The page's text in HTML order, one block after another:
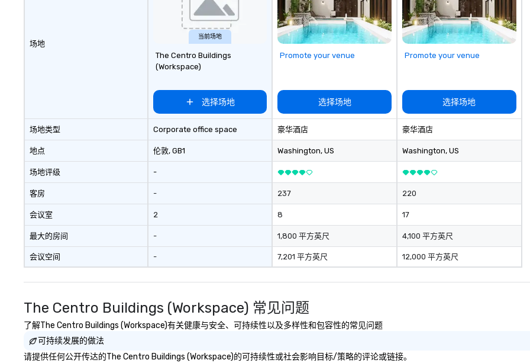
场地
场地类型
地点
场地评级
客房
会议室
最大的房间
会议空间
当前场地
The Centro Buildings
(Workspace)
选择场地
Corporate office space
伦敦, GB1
-
-
2
-
-
Promote your venue
选择场地
豪华酒店
Washington, US
237
8
1,800 平方英尺
7,201 平方英尺
Promote your venue
选择场地
豪华酒店
Washington, US
220
17
4,100 平方英尺
12,000 平方英尺
The Centro Buildings (Workspace) 常见问题
了解The Centro Buildings (Workspace)有关健康与安全、可持续性以及多样性和包容性的常见问题
可持续发展的做法
请提供任何公开传达的The Centro Buildings (Workspace)的可持续性或社会影响目标/策略的评论或链接。